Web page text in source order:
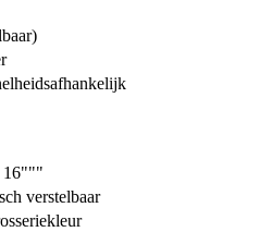
16"""
verstelbaar